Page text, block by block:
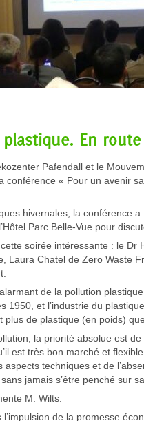
En
Pafendall et le
conférence « Pour un avenir
hivernales, la conférence
Parc Belle-Vue pour
soirée intéressante : le Dr
Laura Chatel de Zero Waste
de la pollution
1950, et l’industrie du
plus de plastique (en poids)
la priorité absolue est
est très bon marché et
techniques et de
jamais s’être penché sur
M. Wilts.
de la promesse